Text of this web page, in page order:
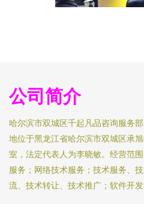
公司简介
哈尔滨市双城区千起凡品咨询服务
地位于黑龙江省哈尔滨市双城区承
室，法定代表人为李晓敏。经营范
服务；网络技术服务；技术服务、
流、技术转让、技术推广；软件开发